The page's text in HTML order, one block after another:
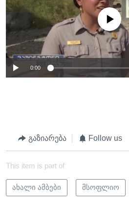
No media source
0:00
გაზიარება Follow us
This item is part of
ახალი ამბები მსოფლიო